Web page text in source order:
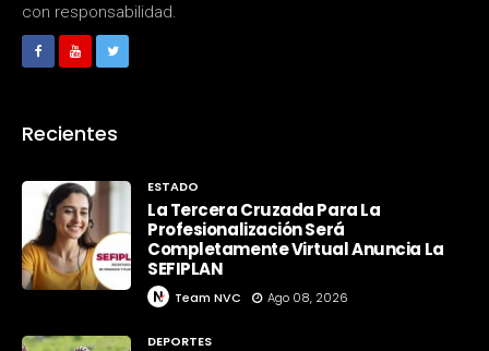
con responsabilidad.
Recientes
ESTADO
La Tercera Cruzada Para La
Profesionalización Será
Completamente Virtual Anuncia La
SEFIPLAN
Team NVC Ago 08, 2026
DEPORTES